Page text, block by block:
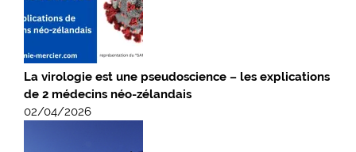
La virologie est une pseudoscience – les explications
de 2 médecins néo-zélandais
02/04/2026